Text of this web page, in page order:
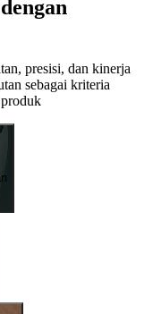
presisi, dan kinerja
sebagai kriteria
produk